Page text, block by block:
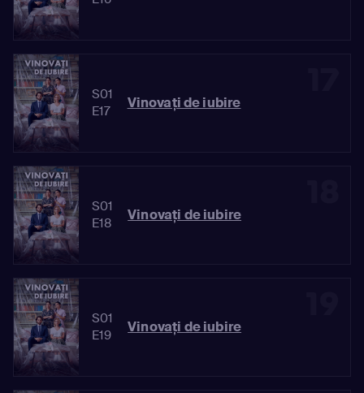
S01
E17
Vinovaţi de iubire
S01
E18
Vinovaţi de iubire
S01
E19
Vinovaţi de iubire